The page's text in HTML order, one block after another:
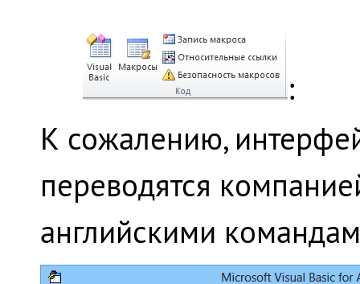
:
К сожалению,
переводятся
английскими